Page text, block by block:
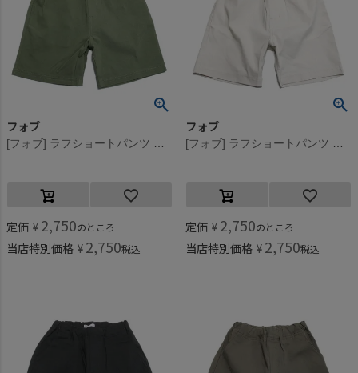
フォブ
[フォブ] ラフショートパンツ カーキ(KH)
定価 ¥ 2,750のところ
当店特別価格 ¥ 2,750税込
フォブ
[フォブ] ラフショートパンツ アイボリー(IV)
定価 ¥ 2,750のところ
当店特別価格 ¥ 2,750税込